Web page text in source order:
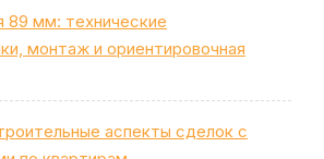
89 мм: технические
монтаж и ориентировочная
аспекты сделок с